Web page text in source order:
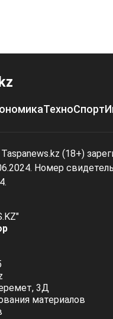
ТехноСпорт
(18+)
Номер
3Д
материалов